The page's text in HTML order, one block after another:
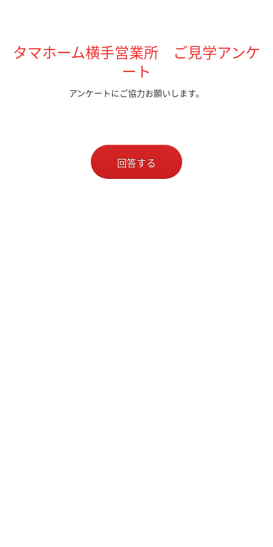
タマホーム横手営業所 ご見学アンケ
ート
アンケートにご協力お願いします。
回答する